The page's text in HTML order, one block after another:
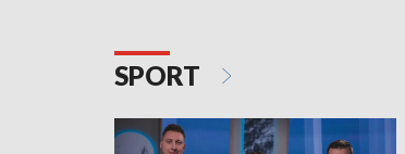
SPORT